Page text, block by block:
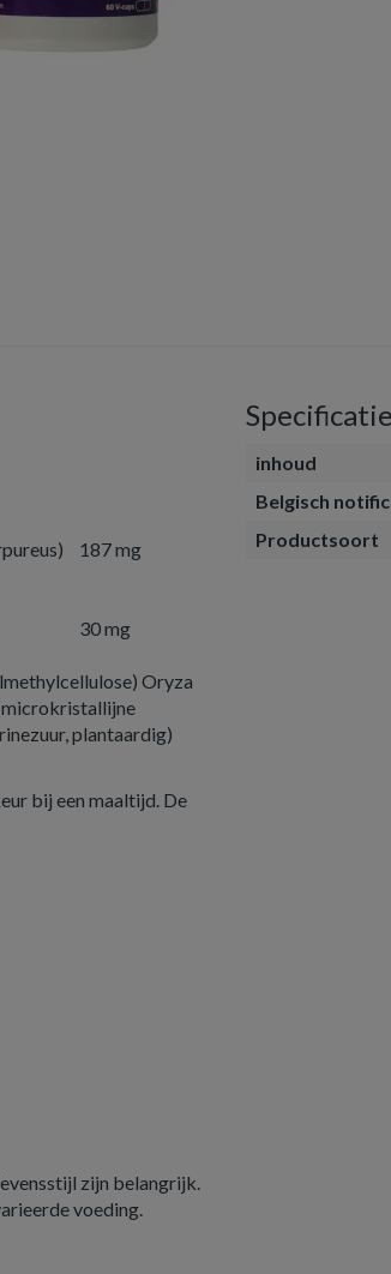
187 mg
30 mg
Oryza
plantaardig)
bij een maaltijd. De
zijn belangrijk.
voeding.
inhoud
Belgisch
Productsoort